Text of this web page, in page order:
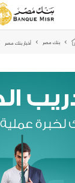
بنك مصر أخبار بنك مصر